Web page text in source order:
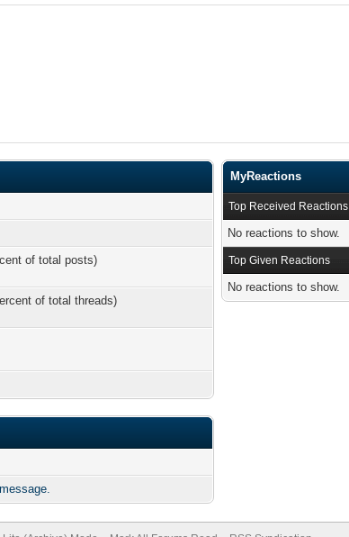
of total posts)
of total threads)
MyReactions
Top Received Reactions
No reactions to show.
Top Given Reactions
No reactions to show.